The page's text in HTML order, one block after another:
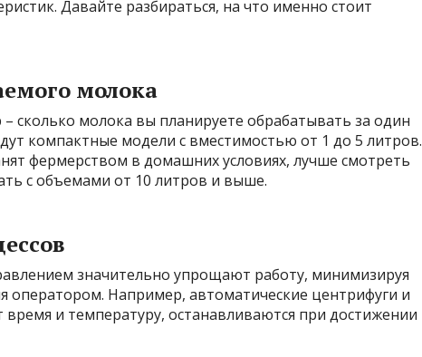
Давайте разбираться, на что именно стоит
молока
сколько молока вы планируете обрабатывать за один
компактные модели с вместимостью от 1 до 5 литров.
фермерством в домашних условиях, лучше смотреть
с объемами от 10 литров и выше.
значительно упрощают работу, минимизируя
оператором. Например, автоматические центрифуги и
время и температуру, останавливаются при достижении